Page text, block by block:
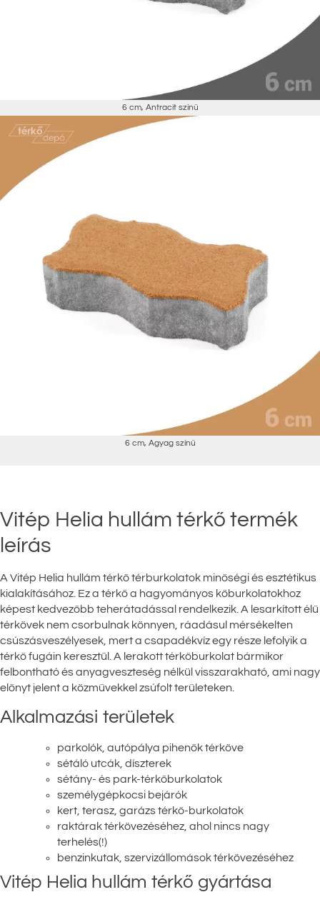
6 cm, Antracit színű
6 cm, Agyag színű
Vitép Helia hullám térkő termék
leírás
A Vitép Helia hullám térkő térburkolatok minőségi és esztétikus
kialakításához. Ez a térkő a hagyományos kőburkolatokhoz
képest kedvezőbb teherátadással rendelkezik. A lesarkított élű
térkövek nem csorbulnak könnyen, ráadásul mérsékelten
csúszásveszélyesek, mert a csapadékvíz egy része lefolyik a
térkő fugáin keresztül. A lerakott térkőburkolat bármikor
felbontható és anyagveszteség nélkül visszarakható, ami nagy
előnyt jelent a közművekkel zsúfolt területeken.
Alkalmazási területek
parkolók, autópálya pihenők térköve
sétáló utcák, díszterek
sétány- és park-térkőburkolatok
személygépkocsi bejárók
kert, terasz, garázs térkő-burkolatok
raktárak térkövezéséhez, ahol nincs nagy
terhelés(!)
benzinkutak, szervizállomások térkövezéséhez
Vitép Helia hullám térkő gyártása